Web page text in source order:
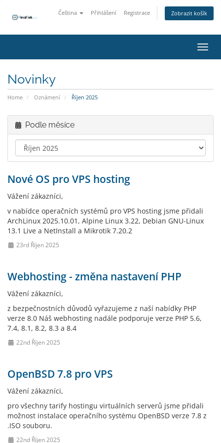
Čeština Přihlášení Registrace Zobrazit košík
Novinky
Home Oznámení Říjen 2025
Podle měsíce
Nové OS pro VPS hosting
Vážení zákazníci,
v nabídce operačních systémů pro VPS hosting jsme přidali
ArchLinux 2025.10.01, Alpine Linux 3.22, Debian GNU-Linux
13.1 Live a NetInstall a Mikrotik 7.20.2
23rd Říjen 2025
Webhosting - změna nastavení PHP
Vážení zákazníci,
z bezpečnostních důvodů vyřazujeme z naší nabídky PHP
verze 8.0 Náš webhosting nadále podporuje verze PHP 5.6,
7.4, 8.1, 8.2, 8.3 a 8.4
22nd Říjen 2025
OpenBSD 7.8 pro VPS
Vážení zákazníci,
pro všechny tarify hostingu virtuálních serverů jsme přidali
možnost instalace operačního systému OpenBSD verze 7.8 z
.ISO souboru.
22nd Říjen 2025